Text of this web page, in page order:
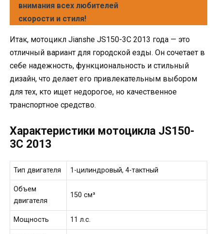
внимания всех любителей
скорости и стиля!
Итак, мотоцикл Jianshe JS150-3C 2013 года — это
отличный вариант для городской езды. Он сочетает в
себе надежность, функциональность и стильный
дизайн, что делает его привлекательным выбором
для тех, кто ищет недорогое, но качественное
транспортное средство.
Характеристики мотоцикла JS150-
3C 2013
Тип двигателя 1-цилиндровый, 4-тактный
Объем
двигателя
150 см³
Мощность 11 л.с.